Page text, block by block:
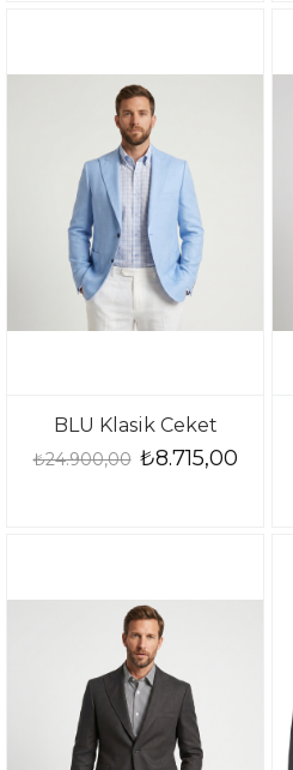
BLU Klasik Ceket
₺8.715,00
₺24.900,00